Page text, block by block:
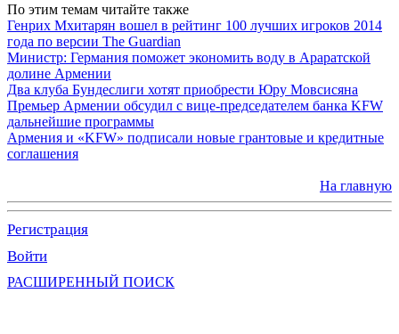
По этим темам читайте также
Генрих Мхитарян вошел в рейтинг 100 лучших игроков 2014
года по версии The Guardian
Министр: Германия поможет экономить воду в Араратской
долине Армении
Два клуба Бундеслиги хотят приобрести Юру Мовсисяна
Премьер Армении обсудил с вице-председателем банка KFW
дальнейшие программы
Армения и «KFW» подписали новые грантовые и кредитные
соглашения
На главную
Регистрация
Войти
РАСШИРЕННЫЙ ПОИСК